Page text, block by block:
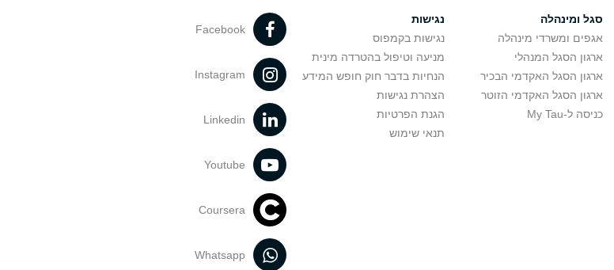
סגל ומינהלה
אגפים ומשרדי מינהלה
ארגון הסגל המנהלי
ארגון הסגל האקדמי הבכיר
ארגון הסגל האקדמי הזוטר
כניסה ל-My Tau
נגישות
נגישות בקמפוס
מניעה וטיפול בהטרדה מינית
הנחיות בדבר חוק חופש המידע
הצהרת נגישות
הגנת הפרטיות
תנאי שימוש
Facebook
Instagram
Linkedin
Youtube
Coursera
Whatsapp